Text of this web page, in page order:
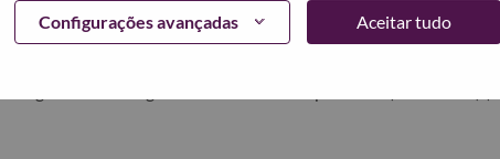
Configurações avançadas Aceitar tudo
storage, edge, high performance computing and software defined
and services. Lenovo’s continued investment in world-
trustworthy, and smarter future for everyone,
stock exchange under Lenovo Group Limited (HKSE: 992)